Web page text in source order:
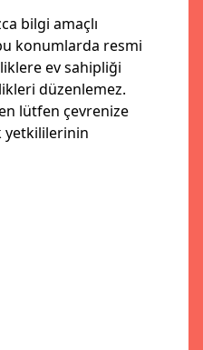
bilgi amaçlı
konumlarda resmi
ev sahipliği
düzenlemez.
lütfen çevrenize
yetkililerinin